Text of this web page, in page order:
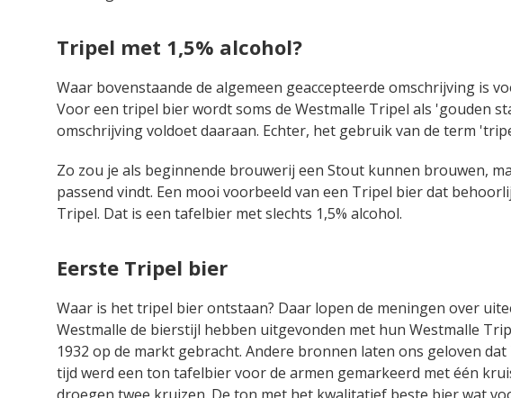
Tripel met 1,5% alcohol?
Waar bovenstaande de algemeen geaccepteerde omschrijving is
Voor een tripel bier wordt soms de Westmalle Tripel als 'gouden
omschrijving voldoet daaraan. Echter, het gebruik van de term
Zo zou je als beginnende brouwerij een Stout kunnen brouwen,
passend vindt. Een mooi voorbeeld van een Tripel bier dat
Tripel. Dat is een tafelbier met slechts 1,5% alcohol.
Eerste Tripel bier
Waar is het tripel bier ontstaan? Daar lopen de meningen over
Westmalle de bierstijl hebben uitgevonden met hun Westmalle
1932 op de markt gebracht. Andere bronnen laten ons geloven
tijd werd een ton tafelbier voor de armen gemarkeerd met één
droegen twee kruizen. De ton met het kwalitatief beste bier wat